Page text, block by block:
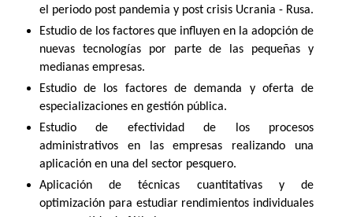
el periodo post pandemia y post crisis Ucrania - Rusa.
Estudio de los factores que influyen en la adopción de
nuevas tecnologías por parte de las pequeñas y
medianas empresas.
Estudio de los factores de demanda y oferta de
especializaciones en gestión pública.
Estudio de efectividad de los procesos
administrativos en las empresas realizando una
aplicación en una del sector pesquero.
Aplicación de técnicas cuantitativas y de
optimización para estudiar rendimientos individuales